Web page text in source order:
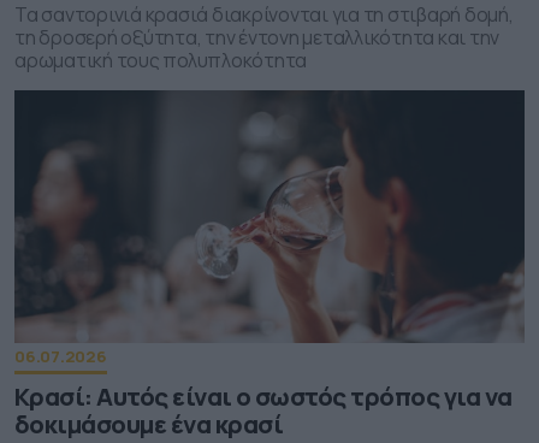
Τα σαντορινιά κρασιά διακρίνονται για τη στιβαρή δομή,
τη δροσερή οξύτητα, την έντονη μεταλλικότητα και την
αρωματική τους πολυπλοκότητα
06.07.2026
Κρασί: Αυτός είναι ο σωστός τρόπος για να
δοκιμάσουμε ένα κρασί